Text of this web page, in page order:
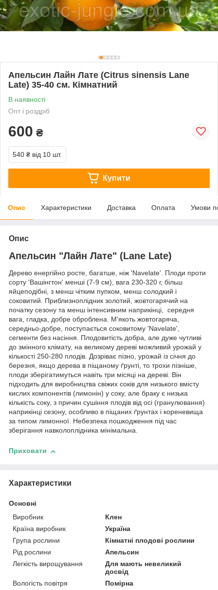
Апельсин Лайн Лате (Citrus sinensis Lane
Late) 35-40 см. Кімнатний
В наявності
Опт і роздріб
600 ₴
540 ₴ від 10 шт.
Купити
Опис Характеристики Доставка Оплата Умови
Опис
Апельсин "Лайн Лате" (Lane Late)
Дерево енергійно росте, багатше, ніж 'Navelate'. Плоди проти
сорту 'Вашінгтон' менші (7-9 см), вага 230-320 г, більш
яйцеподібні, з менш чітким пупком, менш солодкий і
соковитий. Приблизноплідник золотий, жовтогарячий на
початку сезону та менш інтенсивним наприкінці, середня
вага, гладка, добре оброблена. М'якоть жовтогаряча,
середньо-добре, поступається соковитому 'Navelate',
сегменти без насіння. Плодовитість добра, але дуже чутливі
до змінного клімату, на великому дереві можливий урожай у
кількості 250-280 плодів. Дозріває пізно, урожай із січня до
березня, якщо дерева в піщаному ґрунті, то трохи пізніше,
плоди зберігатимуться навіть три місяці на дереві. Він
підходить для виробництва свіжих соків для низького вмісту
кислих компонентів (лимонін) у соку, але браку є низька
кількість соку, з причин сушіння плодів від осі (гранулювання)
наприкінці сезону, особливо в піщаних ґрунтах і кореневища
за типом лимонної. Небезпека пошкодження під час
зберігання навколоплідника мінімальна.
Приховати
Характеристики
Основні
Виробник
Клен
Країна виробник
Україна
Група рослини
Кімнатні плодові рослини
Рід рослини
Апельсин
Легкість вирощування
Для мають невеликий
досвід
Вологість повітря
Помірна